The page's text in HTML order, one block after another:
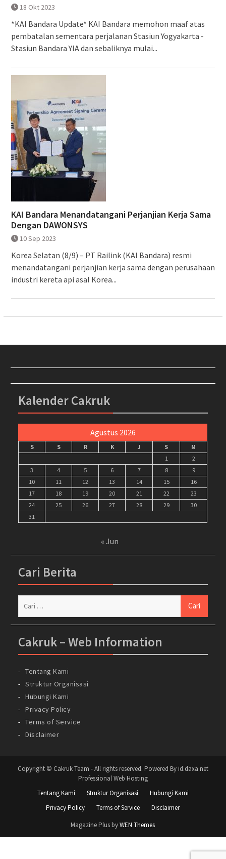
18 Okt 2023
*KAI Bandara Update* KAI Bandara memohon maaf atas
pembatalan sementara perjalanan Stasiun Yogyakarta -
Stasiun Bandara YIA dan sebaliknya mulai...
KAI Bandara Menandatangani Perjanjian Kerja Sama
Dengan DAWONSYS
10 Sep 2023
Korea Selatan (8/9) – PT Railink (KAI Bandara) resmi
menandatangani perjanjian kerja sama dengan perusahaan
industri kereta api asal Korea...
Kalender Cakruk
Agustus 2026
S S R K J S
M
1
2
3
4 5 6 7 8
9
10
11 12 13 14 15
16
17
18 19 20 21 22
23
24
25 26 27 28 29
30
31
« Jun
Cari Berita
Cakruk – Web Information
Tentang Kami
Struktur Organisasi
Hubungi Kami
Privacy Policy
Terms of Service
Disclaimer
Copyright © Cakruk Team - All rights reserved. Powered By id.daxa.net
Professional Web Hosting
Tentang Kami
Struktur Organisasi
Hubungi Kami
Privacy Policy
Terms of Service
Disclaimer
Magazine Plus byWEN Themes